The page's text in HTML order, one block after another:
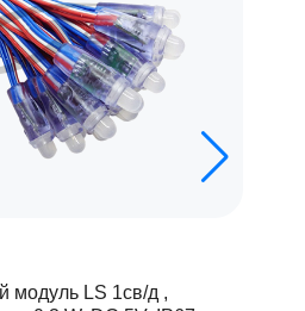
модуль LS 1св/д ,